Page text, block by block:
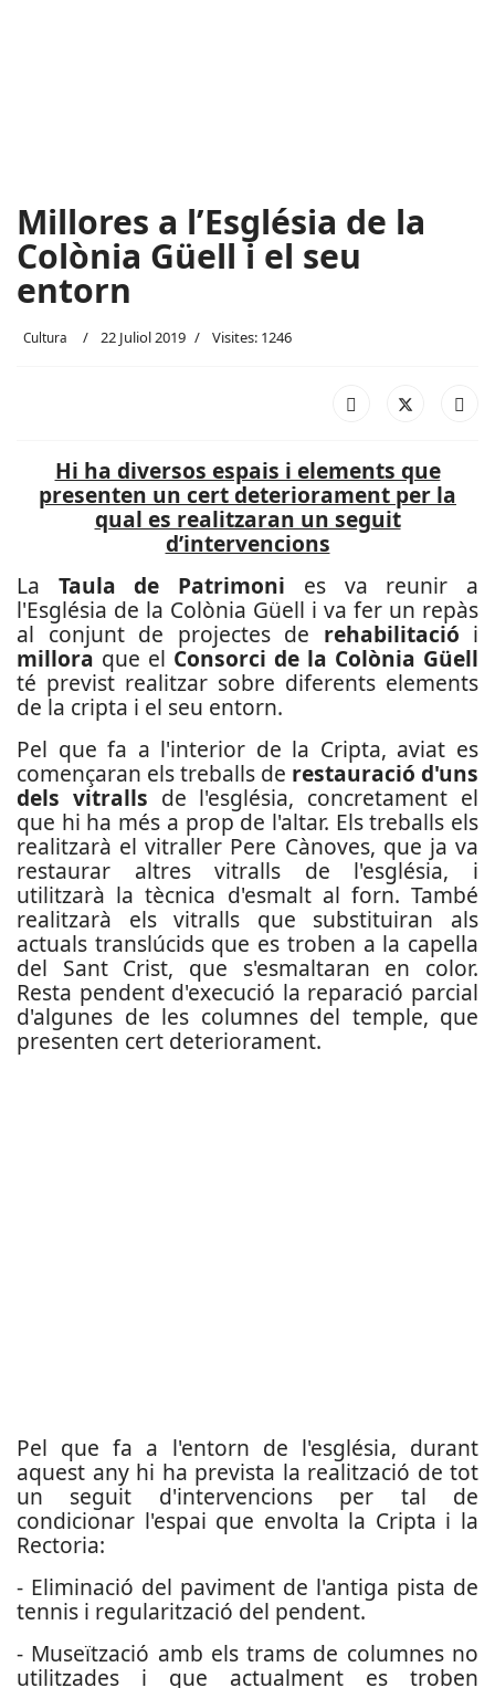
Millores a l’Església de la
Colònia Güell i el seu
entorn
Cultura 22 Juliol 2019 Visites: 1246
Hi ha diversos espais i elements que
presenten un cert deteriorament per la
qual es realitzaran un seguit
d’intervencions
La Taula de Patrimoni es va reunir a
l'Església de la Colònia Güell i va fer un repàs
al conjunt de projectes de rehabilitació i
millora que el Consorci de la Colònia Güell
té previst realitzar sobre diferents elements
de la cripta i el seu entorn.
Pel que fa a l'interior de la Cripta, aviat es
començaran els treballs de restauració d'uns
dels vitralls de l'església, concretament el
que hi ha més a prop de l'altar. Els treballs els
realitzarà el vitraller Pere Cànoves, que ja va
restaurar altres vitralls de l'església, i
utilitzarà la tècnica d'esmalt al forn. També
realitzarà els vitralls que substituiran als
actuals translúcids que es troben a la capella
del Sant Crist, que s'esmaltaran en color.
Resta pendent d'execució la reparació parcial
d'algunes de les columnes del temple, que
presenten cert deteriorament.
Pel que fa a l'entorn de l'església, durant
aquest any hi ha prevista la realització de tot
un seguit d'intervencions per tal de
condicionar l'espai que envolta la Cripta i la
Rectoria:
- Eliminació del paviment de l'antiga pista de
tennis i regularització del pendent.
- Museïtzació amb els trams de columnes no
utilitzades i que actualment es troben